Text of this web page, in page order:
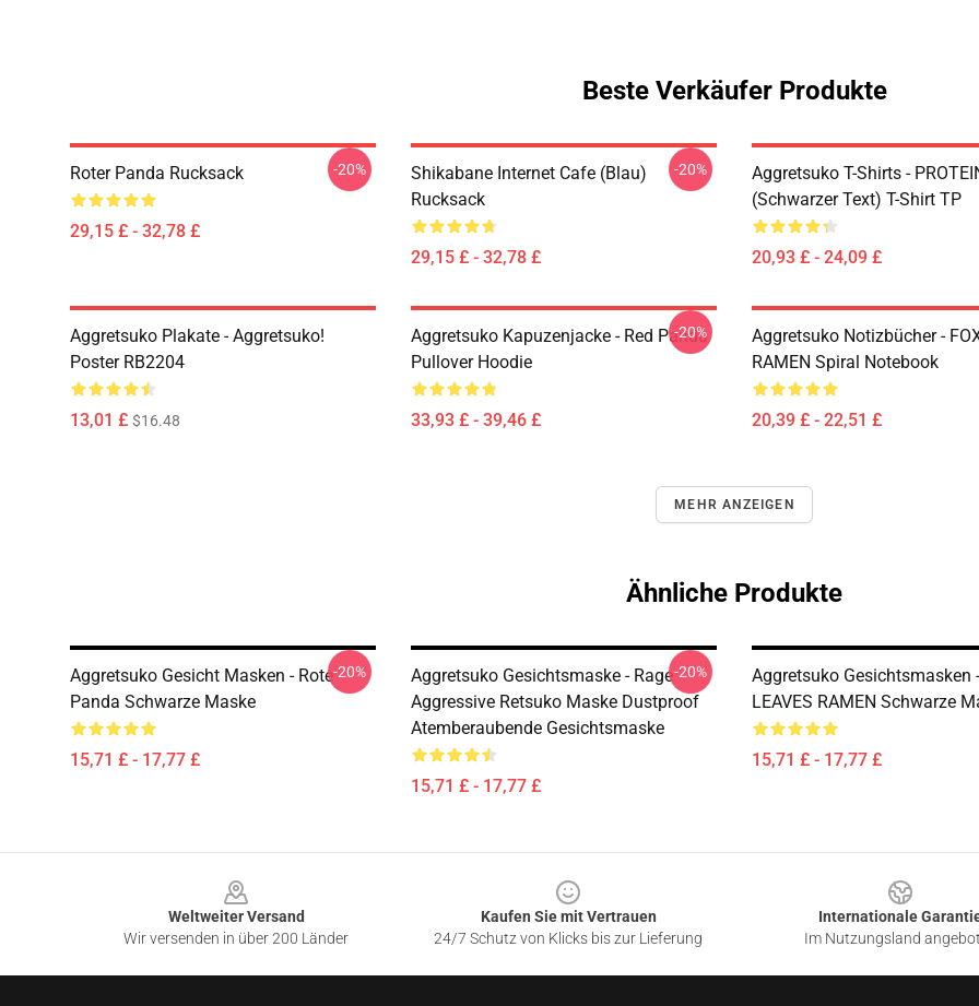
Beste Verkäufer Produkte
Roter Panda Rucksack
29,15 £ - 32,78 £
-20%
Shikabane Internet Cafe (Blau)
Rucksack
29,15 £ - 32,78 £
-20%
Aggretsuko T-Shirts -
(schwarzer Text) T-Shirt TP
20,93 £ - 24,09 £
Aggretsuko Plakate - Aggretsuko!
Poster RB2204
13,01 £ $16.48
Aggretsuko Kapuzenjacke - Red Panda
Pullover Hoodie
33,93 £ - 39,46 £
-20%
Aggretsuko Notizbücher -
RAMEN Spiral Notebook
20,39 £ - 22,51 £
MEHR ANZEIGEN
Ähnliche Produkte
Aggretsuko Gesicht Masken - Rote
Panda Schwarze Maske
15,71 £ - 17,77 £
-20%
Aggretsuko Gesichtsmaske - Rage
Aggressive Retsuko Maske Dustproof
Atemberaubende Gesichtsmaske
15,71 £ - 17,77 £
-20%
Aggretsuko Gesichtsmasken
LEAVES RAMEN Schwarze
15,71 £ - 17,77 £
Weltweiter Versand
Wir versenden in über 200 Länder
Kaufen Sie mit Vertrauen
24/7 Schutz von Klicks bis zur Lieferung
Internationale
Im Nutzungsland